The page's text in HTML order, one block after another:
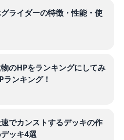
グライダーの特徴・性能・使
物のHPをランキングにしてみ
ンキング！
速でカンストするデッキの作
ッキ4選